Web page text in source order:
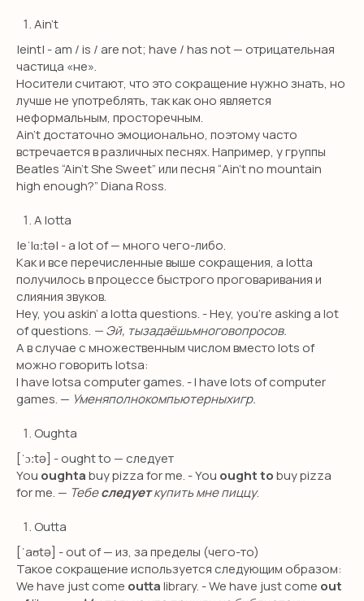
Ain’t
|eint| - am / is / are not; have / has not — отрицательная
частица «не».
Носители считают, что это сокращение нужно знать, но
лучше не употреблять, так как оно является
неформальным, просторечным.
Ain’t достаточно эмоционально, поэтому часто
встречается в различных песнях. Например, у группы
Beatles “Ain't She Sweet” или песня “Ain't no mountain
high enough?” Diana Ross.
A lotta
|eˈlɑːtə| - a lot of — много чего-либо.
Как и все перечисленные выше сокращения, a lotta
получилось в процессе быстрого проговаривания и
слияния звуков.
Hey, you askin’ a lotta questions. - Hey, you’re asking a lot
of questions. — Эй, тызадаёшьмноговопросов.
А в случае с множественным числом вместо lots of
можно говорить lotsa:
I have lotsa computer games. - I have lots of computer
games. — Уменяполнокомпьютерныхигр.
Oughta
[ˈɔːtə] - ought to — следует
You oughtabuy pizza for me. - You ought tobuy pizza
for me. — Тебеследуеткупить мне пиццу.
Outta
[ˈaʊtə] - out of — из, за пределы (чего-то)
Такое сокращение используeтся следующим образом:
We have just come outtalibrary. - We have just come out
SMILE ENGLISH
SCHOOL
НАВИГАЦИЯ
Детям
Международные экзамены
Взрослым
Бизнес английский
ПОЛУЧИТЬ КОНСУЛЬТАЦИЮ
откройте для себя новый уровень
владения английским!